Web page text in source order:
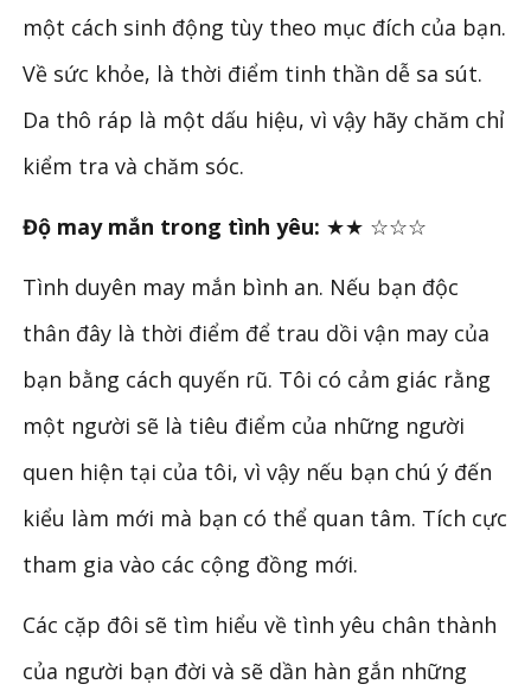
một cách sinh động tùy theo mục đích của bạn.
Về sức khỏe, là thời điểm tinh thần dễ sa sút.
Da thô ráp là một dấu hiệu, vì vậy hãy chăm chỉ
kiểm tra và chăm sóc.
Độ may mắn trong tình yêu: ★★ ☆☆☆
Tình duyên may mắn bình an. Nếu bạn độc
thân đây là thời điểm để trau dồi vận may của
bạn bằng cách quyến rũ. Tôi có cảm giác rằng
một người sẽ là tiêu điểm của những người
quen hiện tại của tôi, vì vậy nếu bạn chú ý đến
kiểu làm mới mà bạn có thể quan tâm. Tích cực
tham gia vào các cộng đồng mới.
Các cặp đôi sẽ tìm hiểu về tình yêu chân thành
của người bạn đời và sẽ dần hàn gắn những